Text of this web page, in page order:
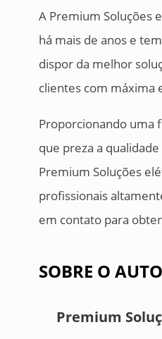
A Premium Soluções
há mais de anos e
dispor da melhor
clientes com máxima
Proporcionando uma
que preza a
Premium Soluções
profissionais
em contato para
SOBRE O
Premium